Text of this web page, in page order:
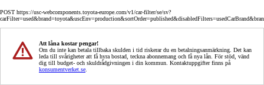
POST https://usc-webcomponents.toyota-europe.com/v1/car-filter/se/sv?
Att låna kostar pengar!
Om du inte kan betala tillbaka skulden i tid riskerar du en betalningsanmärkning. Det kan
leda till svårigheter att få hyra bostad, teckna abonnemang och få nya lån. För stöd, vänd
dig till budget- och skuldrådgivningen i din kommun. Kontaktuppgifter finns på
konsumentverket.se